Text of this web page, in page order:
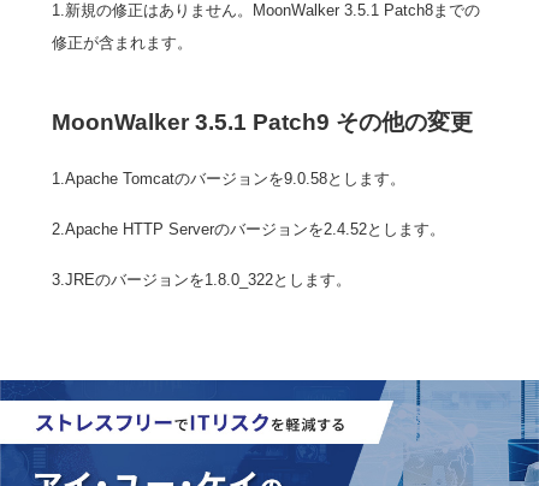
1.新規の修正はありません。MoonWalker 3.5.1 Patch8までの
修正が含まれます。
MoonWalker 3.5.1 Patch9 その他の変更
1.Apache Tomcatのバージョンを9.0.58とします。
2.Apache HTTP Serverのバージョンを2.4.52とします。
3.JREのバージョンを1.8.0_322とします。